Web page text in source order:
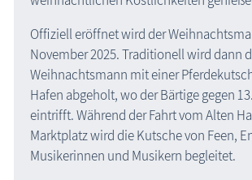
Offiziell eröffnet wird der
November 2025. Traditionell wird dann
Weihnachtsmann mit einer
Hafen abgeholt, wo der Bärtige gegen
eintrifft. Während der Fahrt vom Alten
Marktplatz wird die Kutsche von Feen,
Musikerinnen und Musikern begleitet.